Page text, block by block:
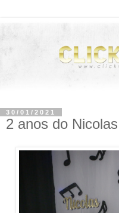
30/01/2021
2 anos do Nicolas